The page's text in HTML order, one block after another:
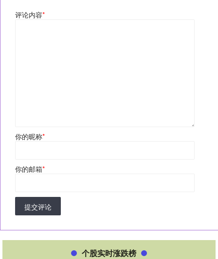
评论内容*
你的昵称*
你的邮箱*
提交评论
个股实时涨跌榜